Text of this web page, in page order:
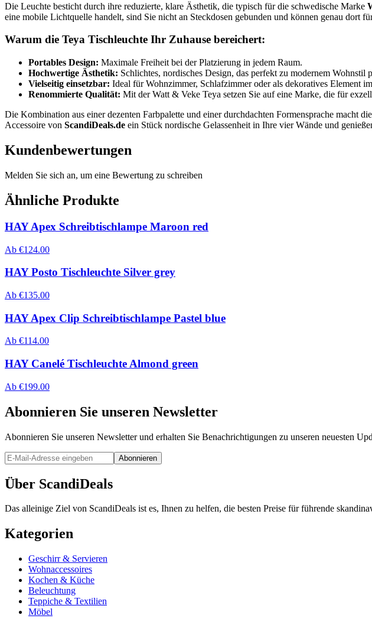
Die Leuchte besticht durch ihre reduzierte, klare Ästhetik, die typisch für die schwedische Marke
eine mobile Lichtquelle handelt, sind Sie nicht an Steckdosen gebunden und können genau dort
Warum die Teya Tischleuchte Ihr Zuhause bereichert:
Portables Design: Maximale Freiheit bei der Platzierung in jedem Raum.
Hochwertige Ästhetik: Schlichtes, nordisches Design, das perfekt zu modernem Wohnstil
Vielseitig einsetzbar: Ideal für Wohnzimmer, Schlafzimmer oder als dekoratives Element
Renommierte Qualität: Mit der Watt & Veke Teya setzen Sie auf eine Marke, die für
Die Kombination aus einer dezenten Farbpalette und einer durchdachten Formensprache macht
Accessoire von ScandiDeals.de ein Stück nordische Gelassenheit in Ihre vier Wände und
Kundenbewertungen
Melden Sie sich an, um eine Bewertung zu schreiben
Ähnliche Produkte
HAY Apex Schreibtischlampe Maroon red
Ab €124.00
HAY Posto Tischleuchte Silver grey
Ab €135.00
HAY Apex Clip Schreibtischlampe Pastel blue
Ab €114.00
HAY Canelé Tischleuchte Almond green
Ab €199.00
Abonnieren Sie unseren Newsletter
Abonnieren Sie unseren Newsletter und erhalten Sie Benachrichtigungen zu unseren neuesten
Abonnieren
Über ScandiDeals
Das alleinige Ziel von ScandiDeals ist es, Ihnen zu helfen, die besten Preise für führende
Kategorien
Geschirr & Servieren
Wohnaccessoires
Kochen & Küche
Beleuchtung
Teppiche & Textilien
Möbel